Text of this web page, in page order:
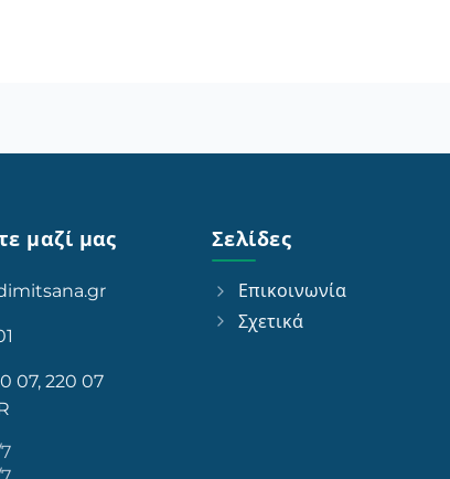
μαζί μας
07, 220 07
Σελίδες
Επικοινωνία
Σχετικά